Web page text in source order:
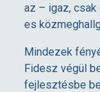
T
,
az – igaz,
es
Mindezek
Fidesz végül
fejlesztésbe